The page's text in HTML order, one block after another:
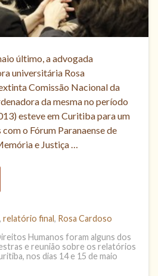
último, a advogada
universitária Rosa
Comissão Nacional da
da mesma no período
esteve em Curitiba para um
o Fórum Paranaense de
e Justiça …
, relatório final, Rosa Cardoso
Humanos foram alguns dos
e reunião sobre os relatórios
nos dias 14 e 15 de maio